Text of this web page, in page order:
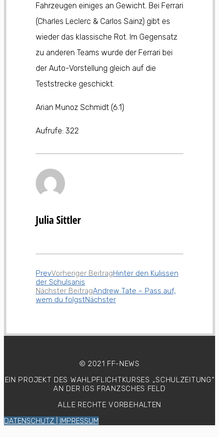
Fahrzeugen einiges an Gewicht. Bei Ferrari
(Charles Leclerc & Carlos Sainz) gibt es
wieder das klassische Rot. Im Gegensatz
zu anderen Teams wurde der Ferrari bei
der Auto-Vorstellung gleich auf die
Teststrecke geschickt.
Arian Munoz Schmidt (6.1)
Aufrufe: 322
Julia Sittler
PrevVorheriger BeitragHinter den Kulissen
der Schulsanis
Nächster BeitragAndrew Tate – Pass auf,
wem du folgstNächster
© 2021 FF-NEWS
EIN PROJEKT DES WAHLPFLICHTKURSES „SCHULZEITUNG“
AN DER IGS FRANZSCHES FELD
ALLE RECHTE VORBEHALTEN
DATENSCHUTZ | IMPRESSUM